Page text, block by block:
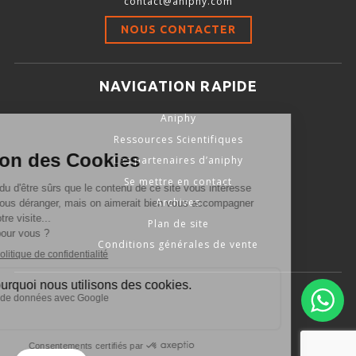
Stimulation-évaluation Thermique
ACTIVITÉ LOCOMOTRICE ET EXPLORATOIRE
COORDINATION ET SENSORI-MOTEUR
RYTHMES CIRCADIENS
DÉVELOPPEMENTS À FAÇON
PORTIQUES & STATIONS D’ANÉSTHÉSIE
ASPIRATEURS ET CARTOUCHES CHARBON ACTIF
ÉVAPORATEURS
NOUS CONTACTER
NAVIGATION RAPIDE
Aniphy
Ressources Scientifiques
Les partenaires d’aniphy
Se mettre en contact
Archives
Plan de site
Conditions générales de vente